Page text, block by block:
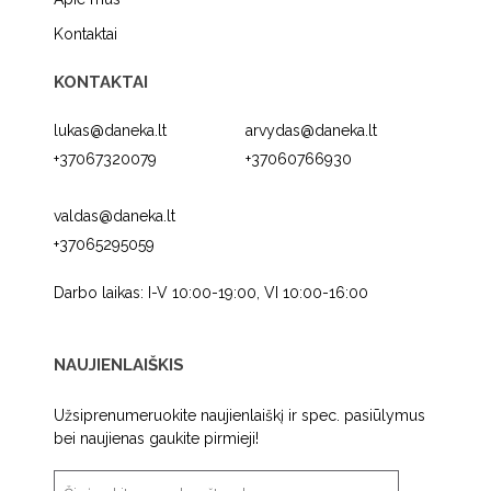
Kontaktai
KONTAKTAI
lukas@daneka.lt
+37067320079
arvydas@daneka.lt
+37060766930
valdas@daneka.lt
+37065295059
Darbo laikas: I-V 10:00-19:00, VI 10:00-16:00
NAUJIENLAIŠKIS
Užsiprenumeruokite naujienlaiškį ir spec. pasiūlymus
bei naujienas gaukite pirmieji!